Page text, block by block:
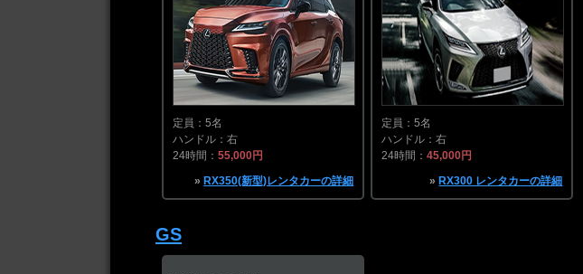
定員：5名
ハンドル：右
24時間：55,000円
» RX350(新型)レンタカーの詳細
定員：5名
ハンドル：右
24時間：45,000円
» RX300 レンタカーの詳細
GS